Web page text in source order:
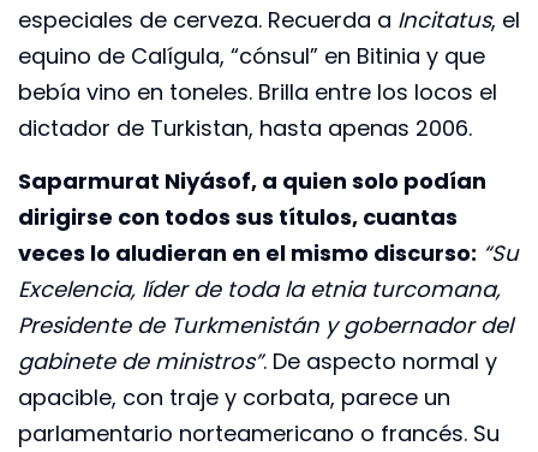
especiales de cerveza. Recuerda a Incitatus, el
equino de Calígula, “cónsul” en Bitinia y que
bebía vino en toneles. Brilla entre los locos el
dictador de Turkistan, hasta apenas 2006.
Saparmurat Niyásof, a quien solo podían
dirigirse con todos sus títulos, cuantas
veces lo aludieran en el mismo discurso: “Su
Excelencia, líder de toda la etnia turcomana,
Presidente de Turkmenistán y gobernador del
gabinete de ministros”. De aspecto normal y
apacible, con traje y corbata, parece un
parlamentario norteamericano o francés. Su